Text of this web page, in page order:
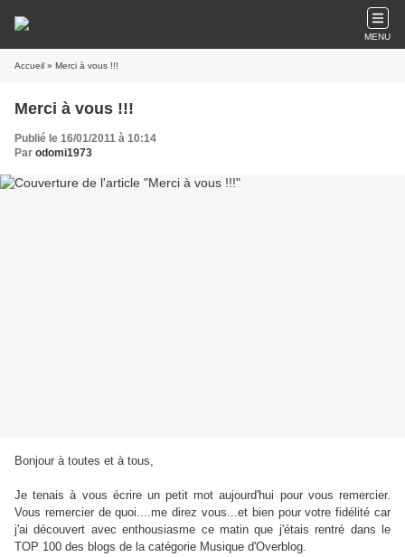
MENU
Accueil » Merci à vous !!!
Merci à vous !!!
Publié le 16/01/2011 à 10:14
Par odomi1973
Bonjour à toutes et à tous,
Je tenais à vous écrire un petit mot aujourd'hui pour vous remercier.
Vous remercier de quoi....me direz vous...et bien pour votre fidélité car
j'ai découvert avec enthousiasme ce matin que j'étais rentré dans le
TOP 100 des blogs de la catégorie Musique d'Overblog.